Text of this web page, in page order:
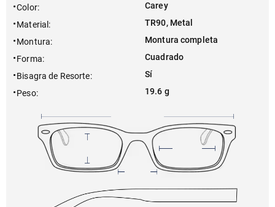
Color:
Carey
Material :
TR90, Metal
Montura:
Montura completa
Forma:
Cuadrado
Bisagra de Resorte:
Sí
Peso: 19.6 g